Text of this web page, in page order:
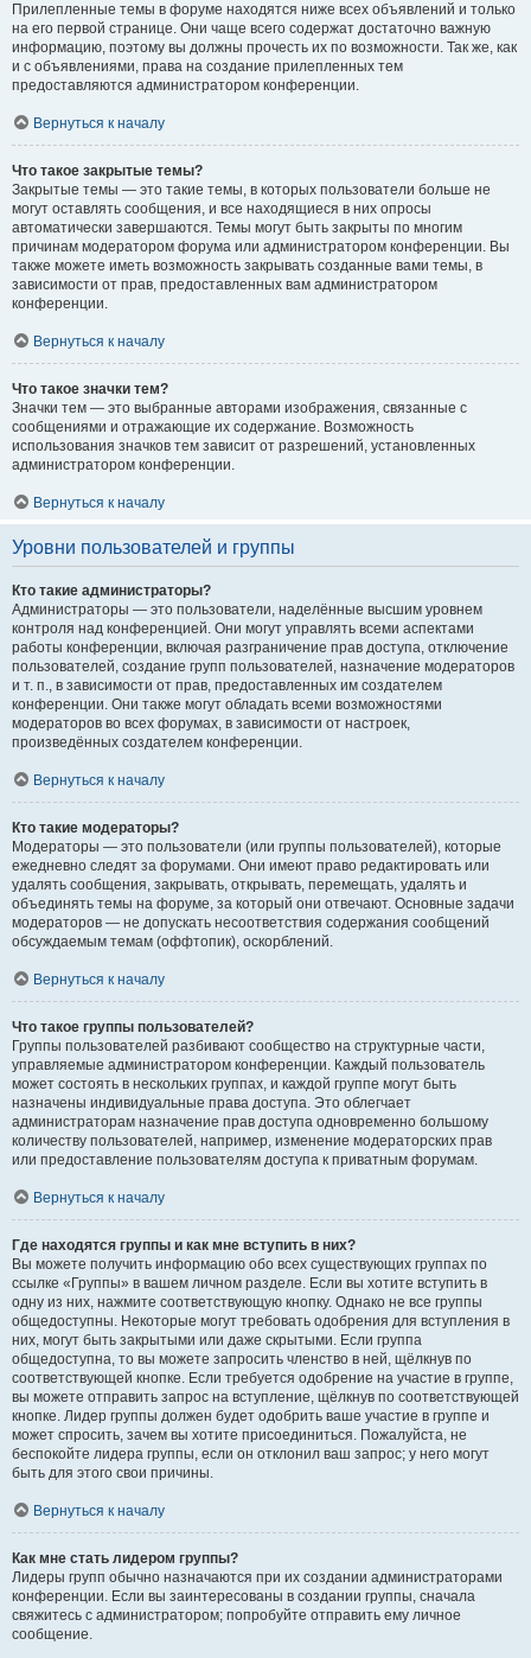
Прилепленные темы в форуме находятся ниже всех объявлений и только
на его первой странице. Они чаще всего содержат достаточно важную
информацию, поэтому вы должны прочесть их по возможности. Так же, как
и с объявлениями, права на создание прилепленных тем
предоставляются администратором конференции.
Вернуться к началу
Что такое закрытые темы?
Закрытые темы — это такие темы, в которых пользователи больше не
могут оставлять сообщения, и все находящиеся в них опросы
автоматически завершаются. Темы могут быть закрыты по многим
причинам модератором форума или администратором конференции. Вы
также можете иметь возможность закрывать созданные вами темы, в
зависимости от прав, предоставленных вам администратором
конференции.
Вернуться к началу
Что такое значки тем?
Значки тем — это выбранные авторами изображения, связанные с
сообщениями и отражающие их содержание. Возможность
использования значков тем зависит от разрешений, установленных
администратором конференции.
Вернуться к началу
Уровни пользователей и группы
Кто такие администраторы?
Администраторы — это пользователи, наделённые высшим уровнем
контроля над конференцией. Они могут управлять всеми аспектами
работы конференции, включая разграничение прав доступа, отключение
пользователей, создание групп пользователей, назначение модераторов
и т. п., в зависимости от прав, предоставленных им создателем
конференции. Они также могут обладать всеми возможностями
модераторов во всех форумах, в зависимости от настроек,
произведённых создателем конференции.
Вернуться к началу
Кто такие модераторы?
Модераторы — это пользователи (или группы пользователей), которые
ежедневно следят за форумами. Они имеют право редактировать или
удалять сообщения, закрывать, открывать, перемещать, удалять и
объединять темы на форуме, за который они отвечают. Основные задачи
модераторов — не допускать несоответствия содержания сообщений
обсуждаемым темам (оффтопик), оскорблений.
Вернуться к началу
Что такое группы пользователей?
Группы пользователей разбивают сообщество на структурные части,
управляемые администратором конференции. Каждый пользователь
может состоять в нескольких группах, и каждой группе могут быть
назначены индивидуальные права доступа. Это облегчает
администраторам назначение прав доступа одновременно большому
количеству пользователей, например, изменение модераторских прав
или предоставление пользователям доступа к приватным форумам.
Вернуться к началу
Где находятся группы и как мне вступить в них?
Вы можете получить информацию обо всех существующих группах по
ссылке «Группы» в вашем личном разделе. Если вы хотите вступить в
одну из них, нажмите соответствующую кнопку. Однако не все группы
общедоступны. Некоторые могут требовать одобрения для вступления в
них, могут быть закрытыми или даже скрытыми. Если группа
общедоступна, то вы можете запросить членство в ней, щёлкнув по
соответствующей кнопке. Если требуется одобрение на участие в группе,
вы можете отправить запрос на вступление, щёлкнув по соответствующей
кнопке. Лидер группы должен будет одобрить ваше участие в группе и
может спросить, зачем вы хотите присоединиться. Пожалуйста, не
беспокойте лидера группы, если он отклонил ваш запрос; у него могут
быть для этого свои причины.
Вернуться к началу
Как мне стать лидером группы?
Лидеры групп обычно назначаются при их создании администраторами
конференции. Если вы заинтересованы в создании группы, сначала
свяжитесь с администратором; попробуйте отправить ему личное
сообщение.